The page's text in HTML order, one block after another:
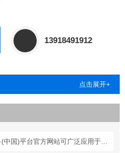
13918491912
点击展开+